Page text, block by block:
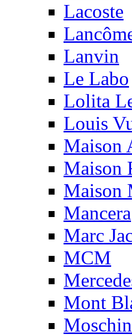
Lacoste
Lanvin
Le Labo
Lolita
Louis
Maison
Maison
Maison
Mancera
Marc
MCM
Mont